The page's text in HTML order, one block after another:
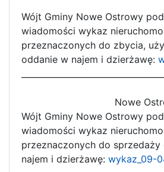
Wójt Gminy Nowe Ostrowy
wiadomości wykaz
przeznaczonych do zbycia,
oddanie w najem i dzierżawę:
Nowe
Wójt Gminy Nowe Ostrowy
wiadomości wykaz
przeznaczonych do
najem i dzierżawę: wykaz_09-